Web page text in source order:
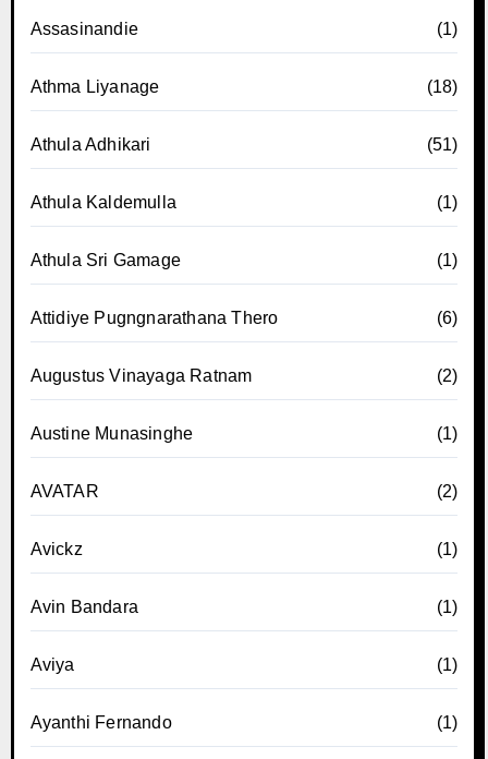
Assasinandie (1)
Athma Liyanage (18)
Athula Adhikari (51)
Athula Kaldemulla (1)
Athula Sri Gamage (1)
Attidiye Pugngnarathana Thero (6)
Augustus Vinayaga Ratnam (2)
Austine Munasinghe (1)
AVATAR (2)
Avickz (1)
Avin Bandara (1)
Aviya (1)
Ayanthi Fernando (1)